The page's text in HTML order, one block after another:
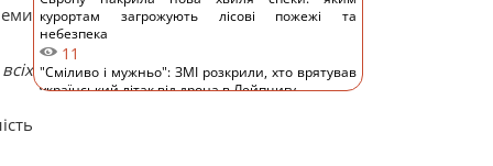
курортам загрожують лісові пожежі та
небезпека
11
"Сміливо і мужньо": ЗМІ розкрили, хто врятував
український літак від дрона в Лейпцигу